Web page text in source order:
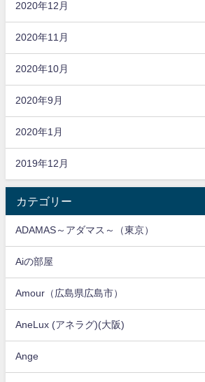
2020年12月
2020年11月
2020年10月
2020年9月
2020年1月
2019年12月
カテゴリー
ADAMAS～アダマス～（東京）
Aiの部屋
Amour（広島県広島市）
AneLux (アネラグ)(大阪)
Ange